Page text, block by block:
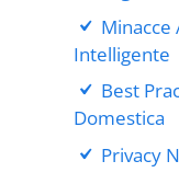
Minacce
Intelligente
Best
Domestica
Privacy